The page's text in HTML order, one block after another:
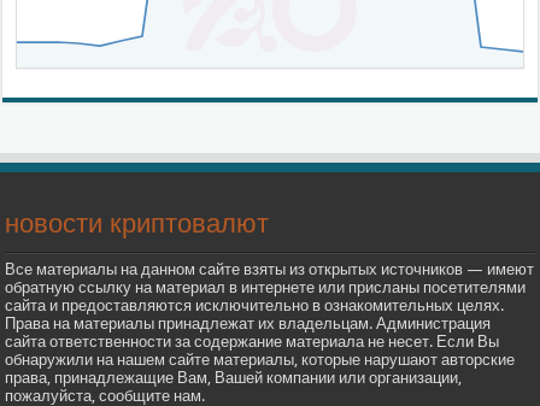
новости криптовалют
Все материалы на данном сайте взяты из открытых источников — имеют
обратную ссылку на материал в интернете или присланы посетителями
сайта и предоставляются исключительно в ознакомительных целях.
Права на материалы принадлежат их владельцам. Администрация
сайта ответственности за содержание материала не несет. Если Вы
обнаружили на нашем сайте материалы, которые нарушают авторские
права, принадлежащие Вам, Вашей компании или организации,
пожалуйста, сообщите нам.